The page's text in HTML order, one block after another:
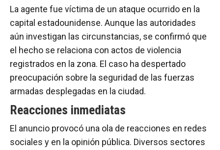
La agente fue víctima de un ataque ocurrido en la
capital estadounidense. Aunque las autoridades
aún investigan las circunstancias, se confirmó que
el hecho se relaciona con actos de violencia
registrados en la zona. El caso ha despertado
preocupación sobre la seguridad de las fuerzas
armadas desplegadas en la ciudad.
Reacciones inmediatas
El anuncio provocó una ola de reacciones en redes
sociales y en la opinión pública. Diversos sectores